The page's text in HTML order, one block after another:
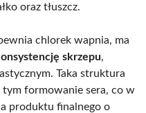
oraz tłuszcz.
chlorek wapnia, ma
skrzepu,
Taka struktura
tym formowanie sera, co w
produktu finalnego o